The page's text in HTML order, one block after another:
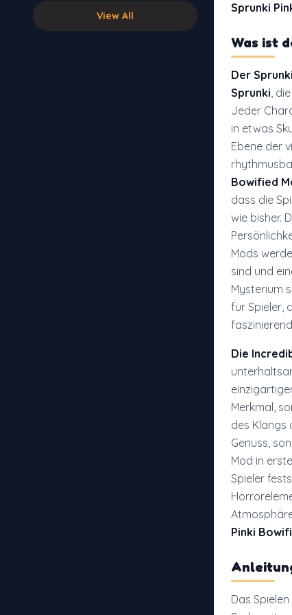
View All
Sprunki
Was ist
Der
Sprunki,
Jeder
in etwas
Ebene der
Bowified
dass die
wie bisher.
Mods
sind und
Mysterium
für Spieler,
Die
Merkmal,
des Klangs
Genuss,
Mod in
Spieler
Pinki
Das Spielen